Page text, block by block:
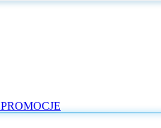
PROMOCJE